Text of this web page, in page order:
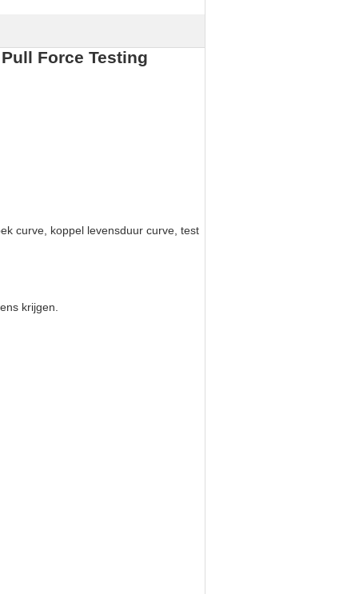
Force Testing
curve, koppel levensduur curve, test
krijgen.